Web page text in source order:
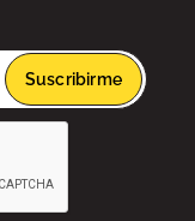
Suscribirme